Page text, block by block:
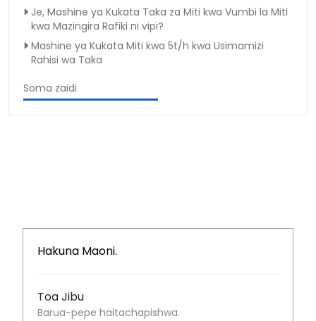
Je, Mashine ya Kukata Taka za Miti kwa Vumbi la Miti
kwa Mazingira Rafiki ni vipi?
Mashine ya Kukata Miti kwa 5t/h kwa Usimamizi
Rahisi wa Taka
Soma zaidi
Hakuna Maoni.
Toa Jibu
Barua-pepe haitachapishwa.